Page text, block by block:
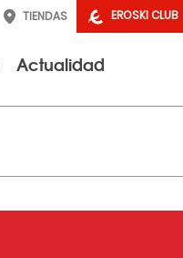
EROSKI CLUB
TIENDAS
Actualidad